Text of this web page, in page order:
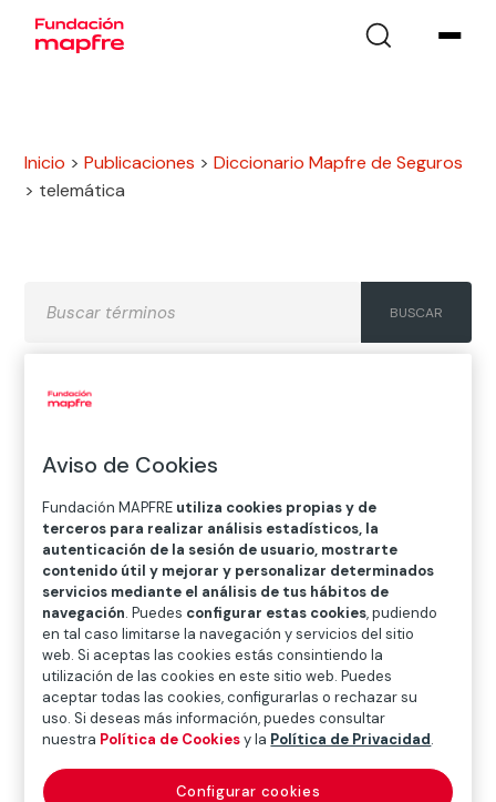
Inicio >Publicaciones >Diccionario Mapfre de Seguros
> telemática
H
J K
O
P Q R S T
U
V
W X Y Z
Diccionario de seguros
telemática
(telematics)
Aviso de Cookies
Fundación MAPFRE utiliza cookies propias y de
terceros para realizar análisis estadísticos, la
autenticación de la sesión de usuario, mostrarte
contenido útil y mejorar y personalizar determinados
servicios mediante el análisis de tus hábitos de
navegación. Puedes configurar estas cookies, pudiendo
en tal caso limitarse la navegación y servicios del sitio
web. Si aceptas las cookies estás consintiendo la
utilización de las cookies en este sitio web. Puedes
aceptar todas las cookies, configurarlas o rechazar su
uso. Si deseas más información, puedes consultar
nuestra Política de Cookiesy la Política de Privacidad.
Configurar cookies